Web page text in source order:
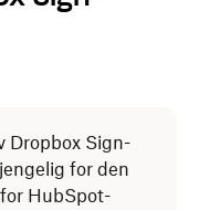
Dropbox Sign-
for den
HubSpot-